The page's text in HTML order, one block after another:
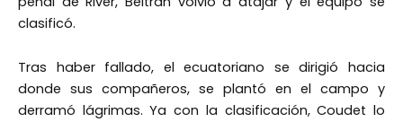
clasificó.
Tras haber fallado, el ecuatoriano se dirigió hacia
donde sus compañeros, se plantó en el campo y
derramó lágrimas. Ya con la clasificación, Coudet lo